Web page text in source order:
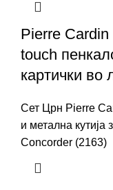
Pierre
touch
картички во
Сет Црн Pierre
и метална кутија
Concorder (2163)